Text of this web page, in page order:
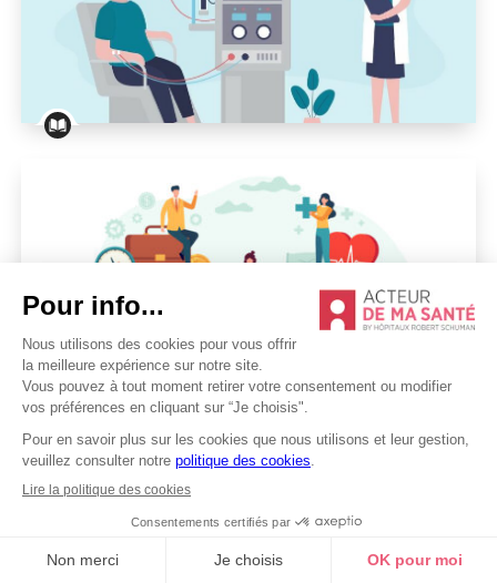
Bouger pendant l’hémodialyse
MALADIES RÉNALES MALADIES RÉNALES
Travail et maladie … Comment
réagir ?